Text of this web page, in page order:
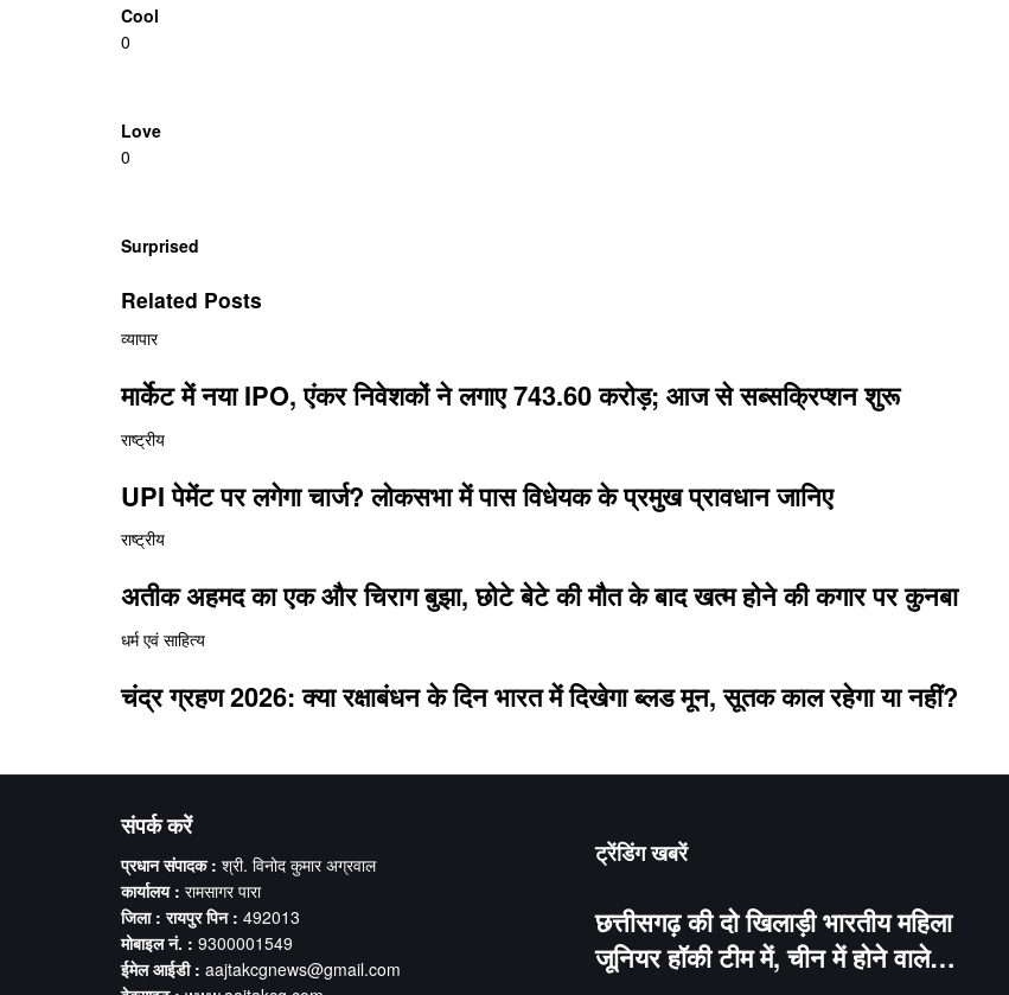
Cool
0
Love
0
Surprised
Related Posts
व्यापार
मार्केट में नया IPO, एंकर निवेशकों ने लगाए 743.60 करोड़; आज से सब्सक्रिप्शन शुरू
राष्ट्रीय
UPI पेमेंट पर लगेगा चार्ज? लोकसभा में पास विधेयक के प्रमुख प्रावधान जानिए
राष्ट्रीय
अतीक अहमद का एक और चिराग बुझा, छोटे बेटे की मौत के बाद खत्म होने की कगार पर कुनबा
धर्म एवं साहित्य
चंद्र ग्रहण 2026: क्या रक्षाबंधन के दिन भारत में दिखेगा ब्लड मून, सूतक काल रहेगा या नहीं?
संपर्क करें
प्रधान संपादक : श्री. विनोद कुमार अग्रवाल
कार्यालय : रामसागर पारा
जिला : रायपुर पिन : 492013
मोबाइल नं. : 9300001549
ईमेल आईडी : aajtakcgnews@gmail.com
ट्रेंडिंग खबरें
छत्तीसगढ़ की दो खिलाड़ी भारतीय महिला
जूनियर हॉकी टीम में, चीन में होने वाले…